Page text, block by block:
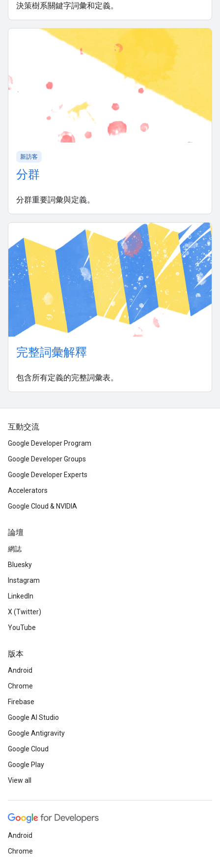
決策樹系關鍵字詞彙和定義。
新訪客
分群
分群重要詞彙與定義。
完整詞彙解釋
包含所有定義的完整詞彙表。
互動交流
Google Developer Program
Google Developer Groups
Google Developer Experts
Accelerators
Google Cloud & NVIDIA
論壇
網誌
Bluesky
Instagram
LinkedIn
X (Twitter)
YouTube
版本
Android
Chrome
Firebase
Google AI Studio
Google Antigravity
Google Cloud
Google Play
View all
Android
Chrome